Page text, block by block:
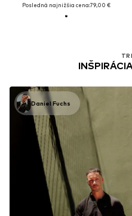
Posledná najnižšia cena:79,00 €
Daniel Fuchs